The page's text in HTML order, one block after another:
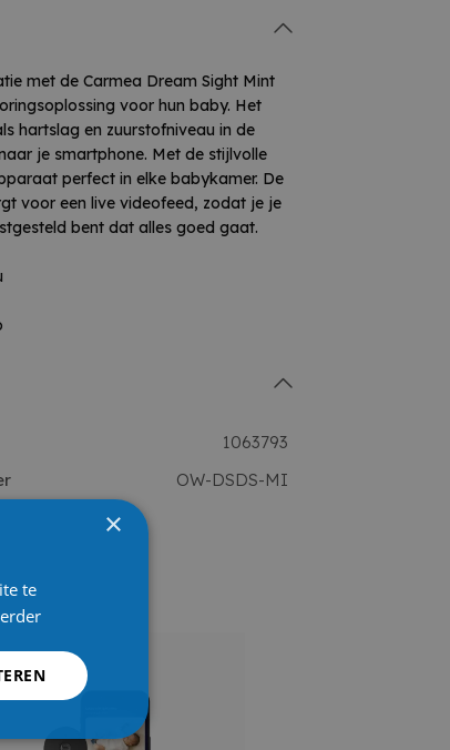
met de Carmea Dream Sight Mint
voor hun baby. Het
hartslag en zuurstofniveau in de
je smartphone. Met de stijlvolle
perfect in elke babykamer. De
voor een live videofeed, zodat je je
bent dat alles goed gaat.
1063793
OW-DSDS-MI
×
te